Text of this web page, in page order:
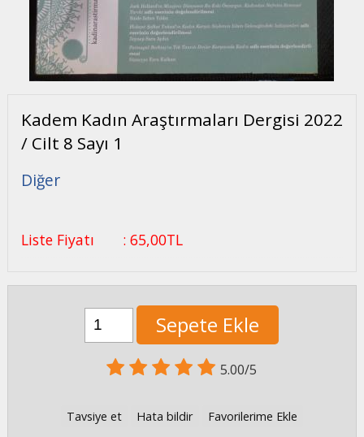
Kadem Kadın Araştırmaları Dergisi 2022
/ Cilt 8 Sayı 1
Diğer
Liste Fiyatı : 65,00TL
Sepete Ekle
5.00/5
Tavsiye et Hata bildir Favorilerime Ekle